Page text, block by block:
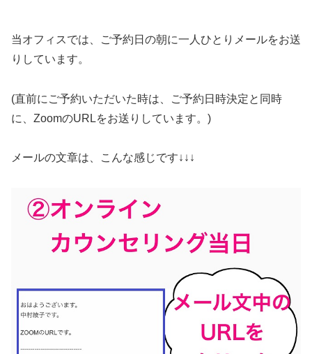
当オフィスでは、ご予約日の朝に一人ひとりメールをお送
りしています。
(直前にご予約いただいた時は、ご予約日時決定と同時
に、ZoomのURLをお送りしています。)
メールの文章は、こんな感じです↓↓↓